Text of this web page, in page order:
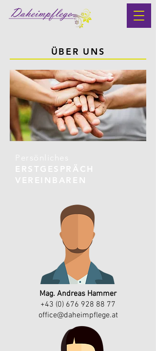
ÜBER UNS
Persönliches
ERSTGESPRÄCH
VEREINBAREN
Mag. Andreas Hammer
+43 (0) 676 928 88 77
office@daheimpflege.at